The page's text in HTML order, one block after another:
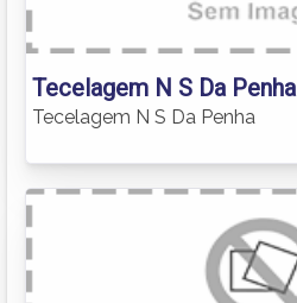
Tecelagem N S Da Penha
Tecelagem N S Da Penha